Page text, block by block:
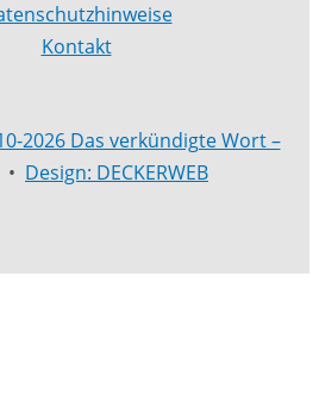
Kontakt
2026 Das verkündigte Wort –
• Design: DECKERWEB